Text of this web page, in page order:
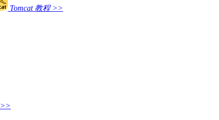
Tomcat 教程 >>
>>